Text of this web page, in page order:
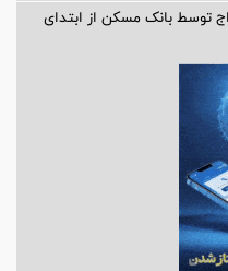
وام ازدواج توسط بانک مسکن از ابتدای